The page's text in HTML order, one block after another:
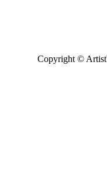
Copyright ©